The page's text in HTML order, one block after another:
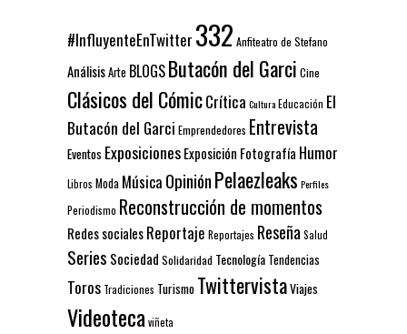
#InfluyenteEnTwitter 332 Anfiteatro de Stefano
AnálisisArte BLOGSButacón del Garci Cine
Clásicos del CómicCrítica CulturaEducación El
Butacón del Garci Emprendedores Entrevista
Eventos ExposicionesExposición Fotografía Humor
Libros Moda Música OpiniónPelaezleaks Perfiles
Periodismo Reconstrucción de momentos
Redes socialesReportaje Reportajes Reseña Salud
Series Sociedad Solidaridad Tecnología Tendencias
Toros Tradiciones Turismo TwittervistaViajes
Videoteca viñeta